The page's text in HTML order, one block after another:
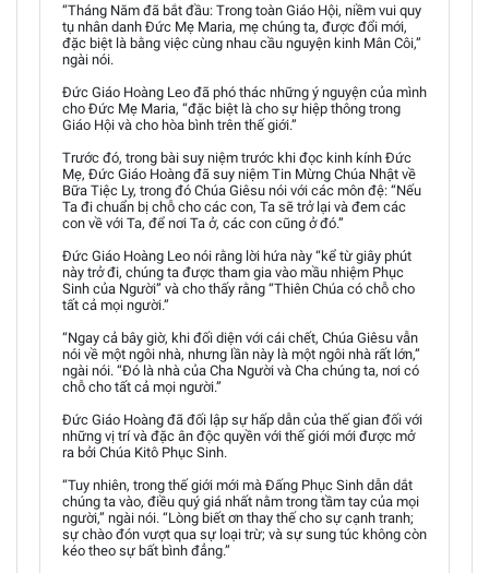
“Tháng Năm đã bắt đầu: Trong toàn Giáo Hội, niềm vui quy
tụ nhân danh Đức Mẹ Maria, mẹ chúng ta, được đổi mới,
đặc biệt là bằng việc cùng nhau cầu nguyện kinh Mân Côi,”
ngài nói.
Đức Giáo Hoàng Leo đã phó thác những ý nguyện của mình
cho Đức Mẹ Maria, “đặc biệt là cho sự hiệp thông trong
Giáo Hội và cho hòa bình trên thế giới.”
Trước đó, trong bài suy niệm trước khi đọc kinh kính Đức
Mẹ, Đức Giáo Hoàng đã suy niệm Tin Mừng Chúa Nhật về
Bữa Tiệc Ly, trong đó Chúa Giêsu nói với các môn đệ: “Nếu
Ta đi chuẩn bị chỗ cho các con, Ta sẽ trở lại và đem các
con về với Ta, để nơi Ta ở, các con cũng ở đó.”
Đức Giáo Hoàng Leo nói rằng lời hứa này “kể từ giây phút
này trở đi, chúng ta được tham gia vào mầu nhiệm Phục
Sinh của Người” và cho thấy rằng “Thiên Chúa có chỗ cho
tất cả mọi người.”
“Ngay cả bây giờ, khi đối diện với cái chết, Chúa Giêsu vẫn
nói về một ngôi nhà, nhưng lần này là một ngôi nhà rất lớn,”
ngài nói. “Đó là nhà của Cha Người và Cha chúng ta, nơi có
chỗ cho tất cả mọi người.”
Đức Giáo Hoàng đã đối lập sự hấp dẫn của thế gian đối với
những vị trí và đặc ân độc quyền với thế giới mới được mở
ra bởi Chúa Kitô Phục Sinh.
“Tuy nhiên, trong thế giới mới mà Đấng Phục Sinh dẫn dắt
chúng ta vào, điều quý giá nhất nằm trong tầm tay của mọi
người,” ngài nói. “Lòng biết ơn thay thế cho sự cạnh tranh;
sự chào đón vượt qua sự loại trừ; và sự sung túc không còn
kéo theo sự bất bình đẳng.”